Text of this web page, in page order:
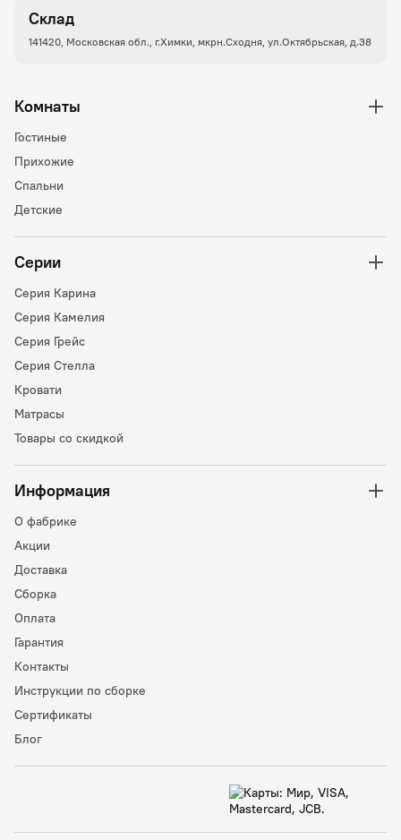
Склад
141420, Московская обл., г.Химки, мкрн.Сходня, ул.Октябрьская, д.38
Комнаты
Гостиные
Прихожие
Спальни
Детские
Серии
Серия Карина
Серия Камелия
Серия Грейс
Серия Стелла
Кровати
Матрасы
Товары со скидкой
Информация
О фабрике
Акции
Доставка
Сборка
Оплата
Гарантия
Контакты
Инструкции по сборке
Сертификаты
Блог